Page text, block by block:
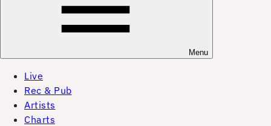
Menu
Live
Rec & Pub
Artists
Charts